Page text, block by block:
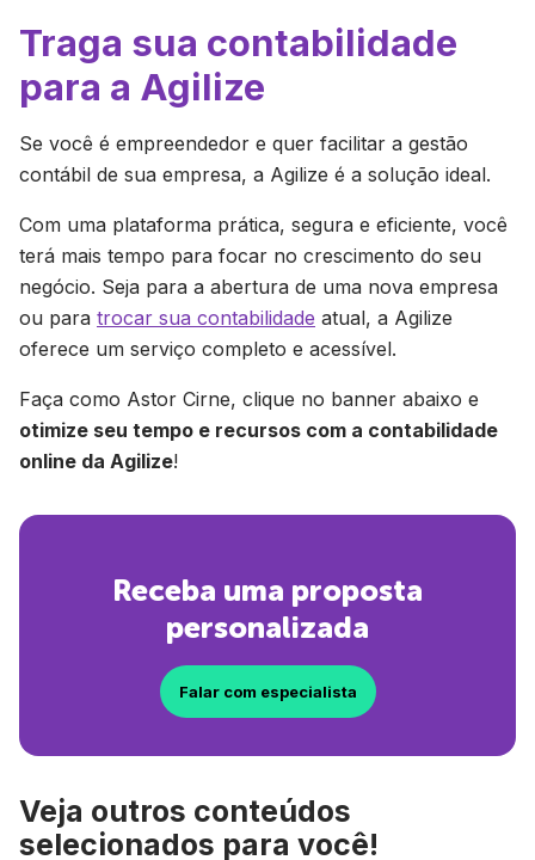
Traga sua contabilidade
para a Agilize
Se você é empreendedor e quer facilitar a gestão
contábil de sua empresa, a Agilize é a solução ideal.
Com uma plataforma prática, segura e eficiente, você
terá mais tempo para focar no crescimento do seu
negócio. Seja para a abertura de uma nova empresa
ou para trocar sua contabilidade atual, a Agilize
oferece um serviço completo e acessível.
Faça como Astor Cirne, clique no banner abaixo e
otimize seu tempo e recursos com a contabilidade
online da Agilize!
Receba uma proposta
personalizada
Falar com especialista
Veja outros conteúdos
selecionados para você!